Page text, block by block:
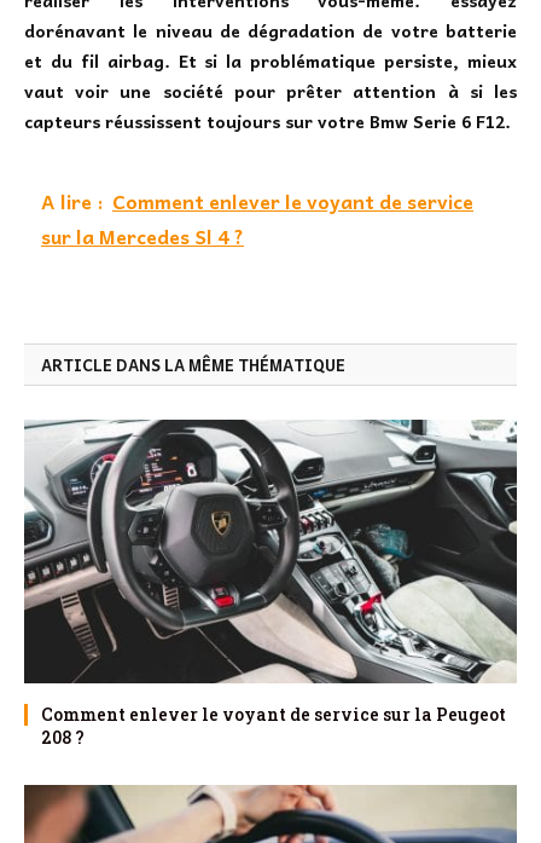
dorénavant le niveau de dégradation de votre batterie
et du fil airbag. Et si la problématique persiste, mieux
vaut voir une société pour prêter attention à si les
capteurs réussissent toujours sur votre Bmw Serie 6 F12.
A lire : Comment enlever le voyant de service
sur la Mercedes Sl 4 ?
ARTICLE DANS LA MÊME THÉMATIQUE
Comment enlever le voyant de service sur la Peugeot
208 ?